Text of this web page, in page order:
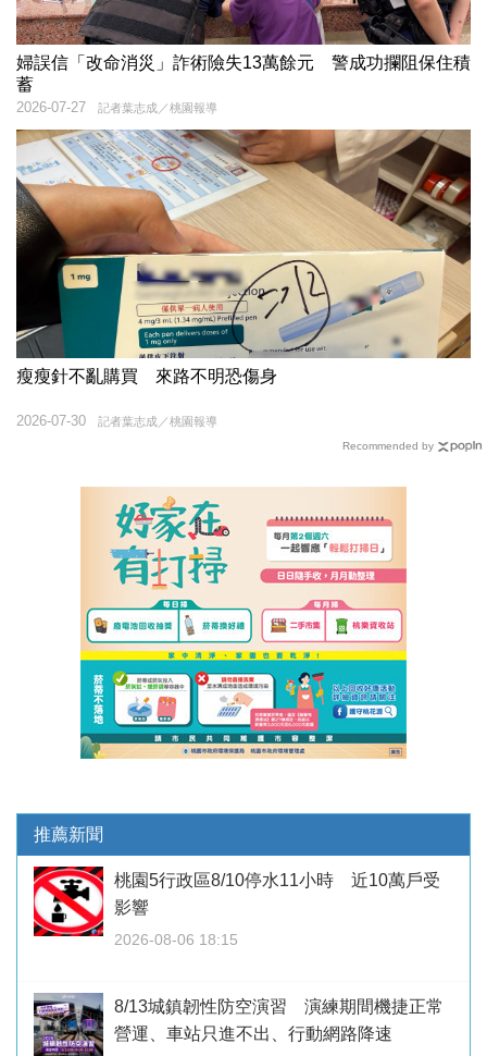
婦誤信「改命消災」詐術險失13萬餘元 警成功攔阻保住積
蓄
記者葉志成／桃園報導
2026-07-27
瘦瘦針不亂購買 來路不明恐傷身
記者葉志成／桃園報導
2026-07-30
Recommended by
推薦新聞
桃園5行政區8/10停水11小時 近10萬戶受
影響
2026-08-06 18:15
8/13城鎮韌性防空演習 演練期間機捷正常
營運、車站只進不出、行動網路降速